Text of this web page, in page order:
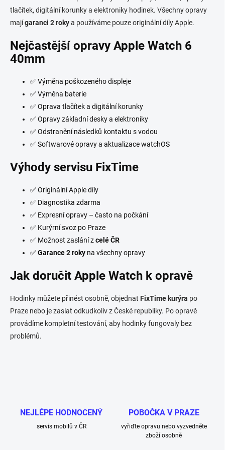
í
r
k
p
s
tlačítek, digitální korunky a elektroniky hodinek. Všechny opravy
majígaranci 2 rokya používáme pouze originální díly Apple.
Nejčastější opravy Apple Watch 6
40mm
✅ Výměna poškozeného displeje
✅ Výměna baterie
✅ Oprava tlačítek a digitální korunky
✅ Opravy základní desky a elektroniky
✅ Odstranění následků kontaktu s vodou
✅ Softwarové opravy a aktualizace watchOS
Výhody servisu FixTime
✅ Originální Apple díly
✅ Diagnostika zdarma
✅ Expresní opravy – často na počkání
✅ Kurýrní svoz po Praze
✅ Možnost zaslání zcelé ČR
✅Garance 2 roky na všechny opravy
Jak doručit Apple Watch k opravě
Hodinky můžete přinést osobně, objednat FixTime kurýra po
Praze nebo je zaslat odkudkoliv z České republiky. Po opravě
provádíme kompletní testování, aby hodinky fungovaly bez
problémů.
NEJLÉPE HODNOCENÝ
servis mobilů v ČR
POBOČKA V PRAZE
vyřiďte opravu nebo vyzvedněte
zboží osobně